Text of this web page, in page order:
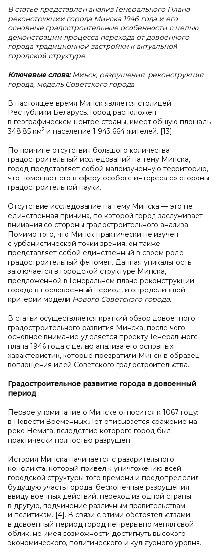
В статье представлен анализ Генерального Плана
реконструкции города Минска 1946 года и его
основные градостроительные особенности с целью
демонстрации процесса перехода от довоенного
города традиционной застройки к актуальной
городской структуре.
Ключевые слова: Минск, разрушения, реконструкция
города, модель Советского города
В настоящее время Минск является столицей
Республики Беларусь. Город расположен
в географическом центре страны, имеет общую площадь
348,85 км2 и население 1 943 664 жителей. [13]
По причине отсутствия большого количества
градостроительный исследований на тему Минска,
город представляет собой малоизученную территорию,
что помещает его в сферу особого интереса со стороны
градостроительной науки.
Отсутствие исследование на тему Минска — это не
единственная причина, по которой город заслуживает
внимания со стороны градостроительного анализа.
Помимо того, что Минск практически не изучен
с урбанистической точки зрения, он также
представляет собой единственный в своем роде
градостроительный феномен. Данная уникальность
заключается в городской структуре Минска,
предложенной в Генеральном плане реконструкции
города в послевоенный период, и определившей
критерии модели Нового Советского города.
В статьи осуществляется краткий обзор довоенного
градостроительного развития Минска, после чего
основное внимание уделяется проекту Генерального
плана 1946 года с целью анализа его основных
характеристик, которые превратили Минск в образец
воплощения идей Советского градостроительства.
Градостроительное развитие города в довоенный
период
Первое упоминание о Минске относится к 1067 году:
в Повести Временных Лет описывается сражение на
реке Немига, вследствие которого город был
практически полностью разрушен.
История Минска начинается с разорительного
конфликта, который привел к уничтожению всей
городской структуры того времени и предопределил
будущую участь города: бесконечные разрушения
ввиду военных действий, переход из одной страны
в другую, подчинение различным правительствам
и политикам. [4]. В связи с этими обстоятельствами
в довоенный период город непрерывно менял свой
облик, не имея возможности достигнуть высокого
экономического, политического и культурного уровня.